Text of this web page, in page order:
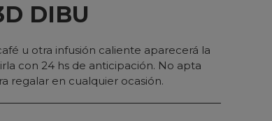
DIBU
u otra infusión caliente aparecerá la
con 24 hs de anticipación. No apta
regalar en cualquier ocasión.